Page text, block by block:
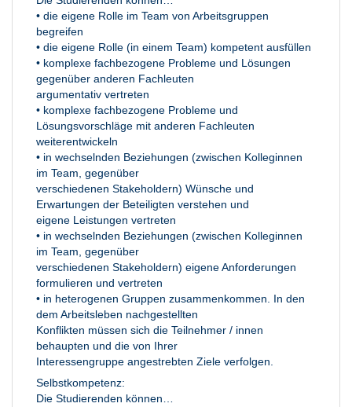
• die eigene Rolle im Team von Arbeitsgruppen
begreifen
• die eigene Rolle (in einem Team) kompetent ausfüllen
• komplexe fachbezogene Probleme und Lösungen
gegenüber anderen Fachleuten
argumentativ vertreten
• komplexe fachbezogene Probleme und
Lösungsvorschläge mit anderen Fachleuten
weiterentwickeln
• in wechselnden Beziehungen (zwischen Kolleginnen
im Team, gegenüber
verschiedenen Stakeholdern) Wünsche und
Erwartungen der Beteiligten verstehen und
eigene Leistungen vertreten
• in wechselnden Beziehungen (zwischen Kolleginnen
im Team, gegenüber
verschiedenen Stakeholdern) eigene Anforderungen
formulieren und vertreten
• in heterogenen Gruppen zusammenkommen. In den
dem Arbeitsleben nachgestellten
Konflikten müssen sich die Teilnehmer / innen
behaupten und die von Ihrer
Interessengruppe angestrebten Ziele verfolgen.
Selbstkompetenz:
Die Studierenden können…